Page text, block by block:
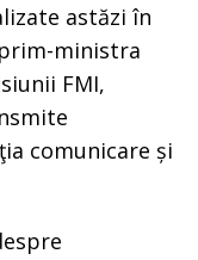
astăzi în
ministra
FMI,
comunicare și